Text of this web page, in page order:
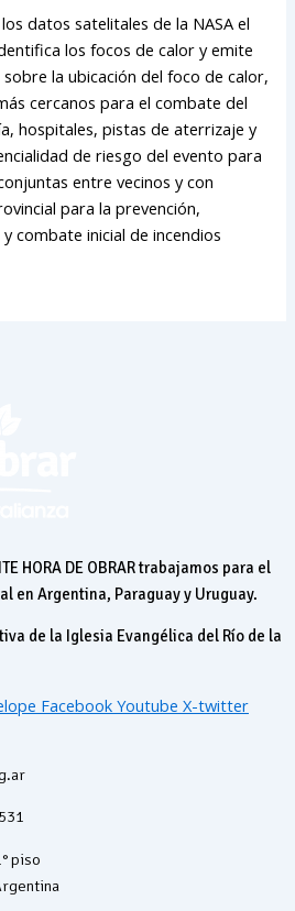
datos satelitales de la NASA el
los focos de calor y emite
la ubicación del foco de calor,
cercanos para el combate del
hospitales, pistas de aterrizaje y
de riesgo del evento para
entre vecinos y con
para la prevención,
combate inicial de incendios
HORA DE OBRAR trabajamos para el
en Argentina, Paraguay y Uruguay.
de la Iglesia Evangélica del Río de la
Facebook Youtube X-twitter
piso